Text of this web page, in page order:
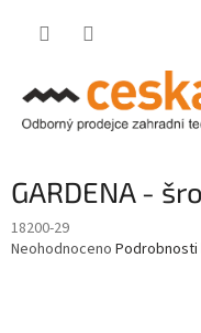
GARDENA -
18200-29
Průměrné
Neohodnoceno